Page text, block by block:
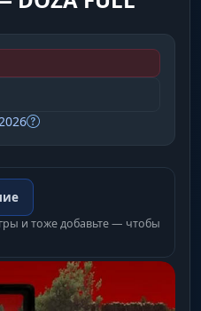
и тоже добавьте — чтобы